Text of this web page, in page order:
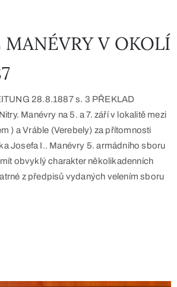
MANÉVRY V OKOLÍ
28.8.1887 s. 3 PŘEKLAD
Manévry na 5. a 7. září v lokalitě mezi
) a Vráble (Verebely) za přítomnosti
Josefa I.. Manévry 5. armádního sboru
obvyklý charakter několikadenních
z předpisů vydaných velením sboru